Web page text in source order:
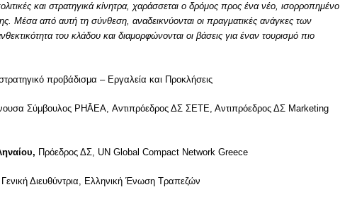
και στρατηγικά κίνητρα, χαράσσεται ο δρόμος προς ένα νέο, ισορροπημένο
Μέσα από αυτή τη σύνθεση, αναδεικνύονται οι πραγματικές ανάγκες των
του κλάδου και διαμορφώνονται οι βάσεις για έναν τουρισμό πιο
προβάδισμα – Εργαλεία και Προκλήσεις
Σύμβουλος PHĀEA, Αντιπρόεδρος ΔΣ ΣΕΤΕ, Αντιπρόεδρος ΔΣ Marketing
Πρόεδρος ΔΣ, UN Global Compact Network Greece
Διευθύντρια, Ελληνική Ένωση Τραπεζών